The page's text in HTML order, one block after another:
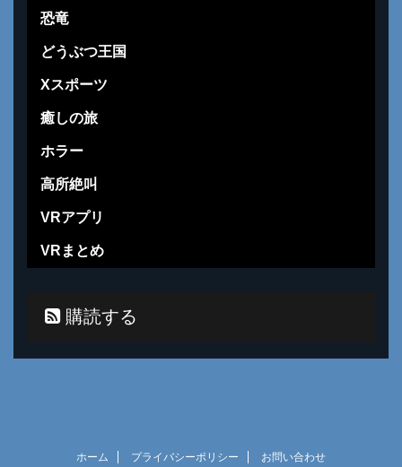
恐竜
どうぶつ王国
Xスポーツ
癒しの旅
ホラー
高所絶叫
VRアプリ
VRまとめ
購読する
ホーム プライバシーポリシー お問い合わせ